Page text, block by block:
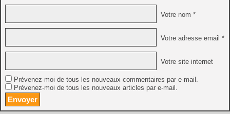
Votre nom *
Votre adresse email *
Votre site internet
Prévenez-moi de tous les nouveaux commentaires par e-mail.
Prévenez-moi de tous les nouveaux articles par e-mail.